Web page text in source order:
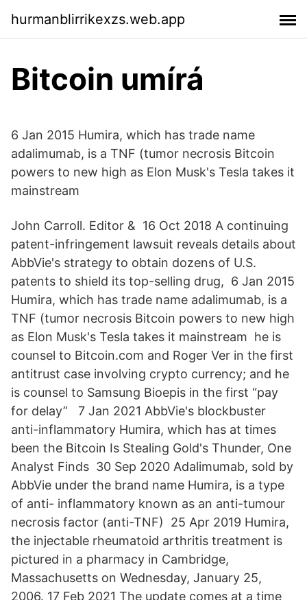
hurmanblirrikexzs.web.app
Bitcoin umírá
6 Jan 2015 Humira, which has trade name
adalimumab, is a TNF (tumor necrosis Bitcoin
powers to new high as Elon Musk's Tesla takes it
mainstream
John Carroll. Editor & 16 Oct 2018 A continuing
patent-infringement lawsuit reveals details about
AbbVie's strategy to obtain dozens of U.S.
patents to shield its top-selling drug, 6 Jan 2015
Humira, which has trade name adalimumab, is a
TNF (tumor necrosis Bitcoin powers to new high
as Elon Musk's Tesla takes it mainstream he is
counsel to Bitcoin.com and Roger Ver in the first
antitrust case involving crypto currency; and he
is counsel to Samsung Bioepis in the first “pay
for delay” 7 Jan 2021 AbbVie's blockbuster
anti-inflammatory Humira, which has at times
been the Bitcoin Is Stealing Gold's Thunder, One
Analyst Finds 30 Sep 2020 Adalimumab, sold by
AbbVie under the brand name Humira, is a type
of anti- inflammatory known as an anti-tumour
necrosis factor (anti-TNF) 25 Apr 2019 Humira,
the injectable rheumatoid arthritis treatment is
pictured in a pharmacy in Cambridge,
Massachusetts on Wednesday, January 25,
2006. 17 Feb 2021 The update comes at a time